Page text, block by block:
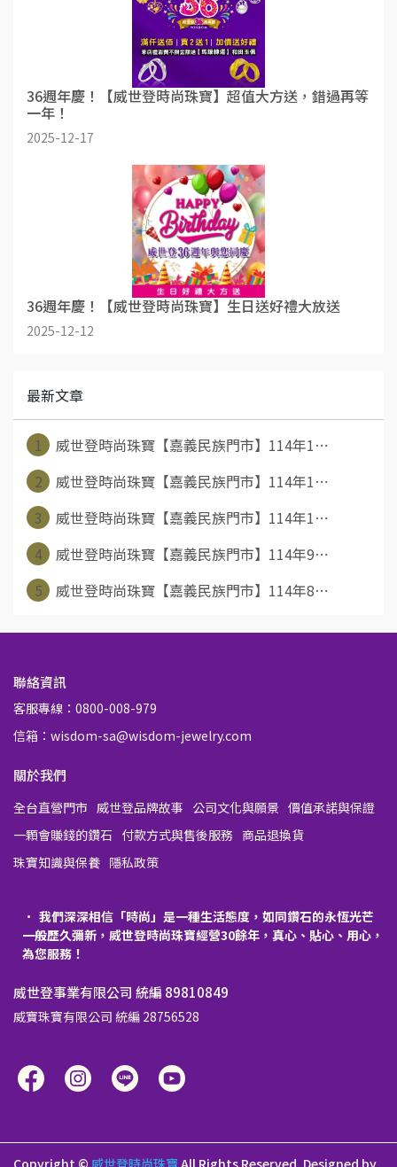
36週年慶！【威世登時尚珠寶】超值大方送，錯過再等
一年！
2025-12-17
36週年慶！【威世登時尚珠寶】生日送好禮大放送
2025-12-12
最新文章
1
威世登時尚珠寶【嘉義民族門市】114年1⋯
2
威世登時尚珠寶【嘉義民族門市】114年1⋯
3
威世登時尚珠寶【嘉義民族門市】114年1⋯
4
威世登時尚珠寶【嘉義民族門市】114年9⋯
5
威世登時尚珠寶【嘉義民族門市】114年8⋯
聯絡資訊
客服專線：0800-008-979
信箱：wisdom-sa@wisdom-jewelry.com
關於我們
全台直營門市 威世登品牌故事 公司文化與願景 價值承諾與保證
一顆會賺錢的鑽石 付款方式與售後服務 商品退換貨
珠寶知識與保養 隱私政策
我們深深相信「時尚」是一種生活態度，如同鑽石的永恆光芒
一般歷久彌新，威世登時尚珠寶經營30餘年，真心、貼心、用心，
為您服務！
威世登事業有限公司 統編 89810849
威寶珠寶有限公司 統編 28756528
Copyright © 威世登時尚珠寶 All Rights Reserved. Designed by